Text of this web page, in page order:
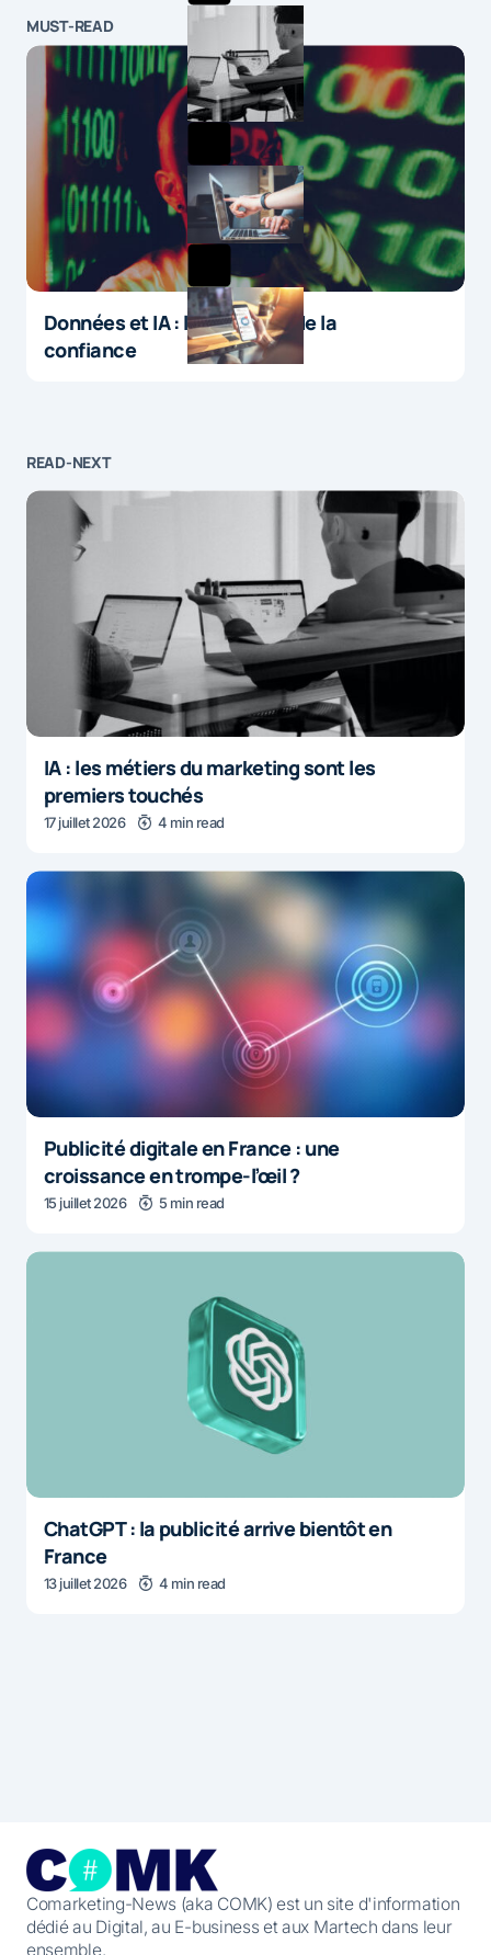
MUST-READ
Données et IA : le paradoxe de la
confiance
READ-NEXT
IA : les métiers du marketing sont les
premiers touchés
17 juillet 2026 4 min read
Publicité digitale en France : une
croissance en trompe-l’œil ?
15 juillet 2026 5 min read
ChatGPT : la publicité arrive bientôt en
France
13 juillet 2026 4 min read
Comarketing-News (aka COMK) est un site d'information
dédié au Digital, au E-business et aux Martech dans leur
ensemble.